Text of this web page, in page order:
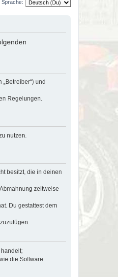
Sprache:
und
Regelungen.
nutzen.
besitzt, die in deinen
zeitweise
Du gestattest dem
handelt;
die Software